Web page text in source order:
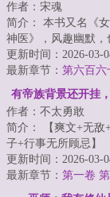
作者：宋魂
简介： 本书又名《
神医》，风趣幽默，
世故、爱情与哲理。
更新时间：2026-03-
最新章节： 第六百六
甸难题，我来解决
有帝族背景还开挂
作者：不太勇敢
简介： 【爽文+无敌
子+行事无所顾忌】
帝族一怒，浮尸...
更新时间：2026-03-
最新章节： 第一卷
进入地狱，被盯上了